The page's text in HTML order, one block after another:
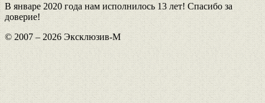
В январе 2020 года нам исполнилось 13 лет! Спасибо за
доверие!
© 2007 – 2026 Эксклюзив-М